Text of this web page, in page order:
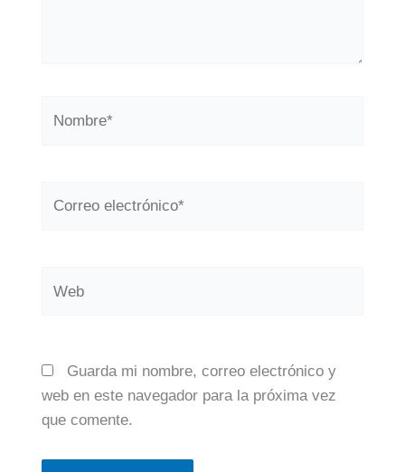
Guarda mi nombre, correo electrónico y
web en este navegador para la próxima vez
que comente.